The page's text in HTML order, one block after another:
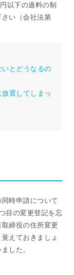
以下の過料の制
い（会社法第
とどうなるの
置してしまっ
時申請について
目の変更登記を忘
締役の住所変更
えておきましょ
した。